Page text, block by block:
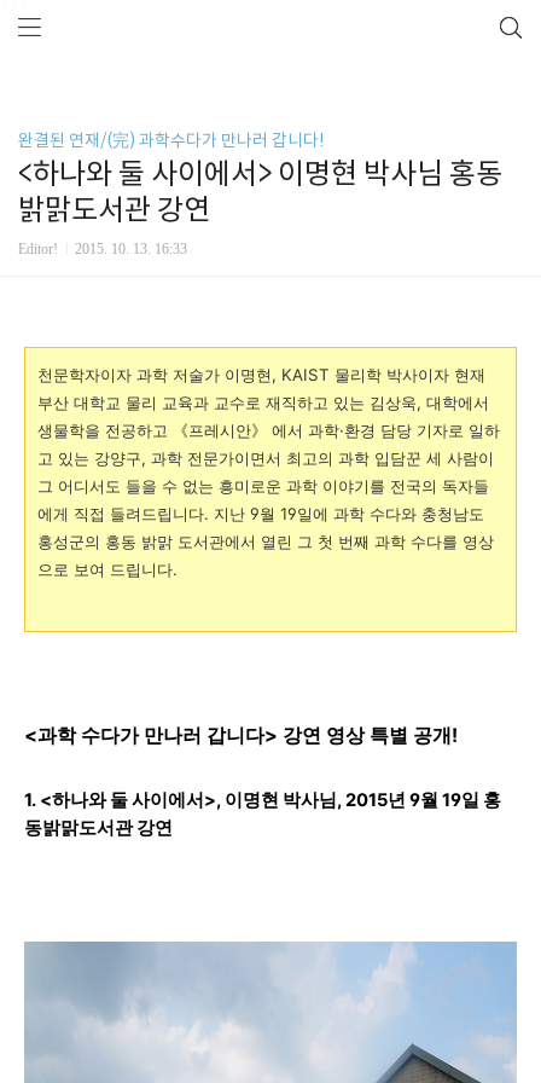
완결된 연재/(完) 과학수다가 만나러 갑니다!
<하나와 둘 사이에서> 이명현 박사님 홍동
밝맑도서관 강연
Editor! 2015. 10. 13. 16:33
천문학자이자 과학 저술가 이명현, KAIST 물리학 박사이자 현재
부산 대학교 물리 교육과 교수로 재직하고 있는 김상욱, 대학에서
생물학을 전공하고 《프레시안》 에서 과학·환경 담당 기자로 일하
고 있는 강양구, 과학 전문가이면서 최고의 과학 입담꾼 세 사람이
그 어디서도 들을 수 없는 흥미로운 과학 이야기를 전국의 독자들
에게 직접 들려드립니다. 지난 9월 19일에 과학 수다와 충청남도
홍성군의 홍동 밝맑 도서관에서 열린 그 첫 번째 과학 수다를 영상
으로 보여 드립니다.
<과학 수다가 만나러 갑니다> 강연 영상 특별 공개!
1. <하나와 둘 사이에서>, 이명현 박사님, 2015년 9월 19일 홍
동밝맑도서관 강연